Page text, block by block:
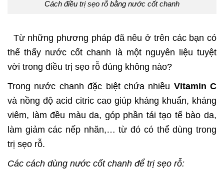
Cách điều trị sẹo rỗ bằng nước cốt chanh
Từ những phương pháp đã nêu ở trên các bạn có
thể thấy nước cốt chanh là một nguyên liệu tuyệt
vời trong điều trị sẹo rỗ đúng không nào?
Trong nước chanh đặc biệt chứa nhiều Vitamin C
và nồng độ acid citric cao giúp kháng khuẩn, kháng
viêm, làm đều màu da, góp phần tái tạo tế bào da,
làm giảm các nếp nhăn,… từ đó có thể dùng trong
trị sẹo rỗ.
Các cách dùng nước cốt chanh để trị sẹo rỗ: